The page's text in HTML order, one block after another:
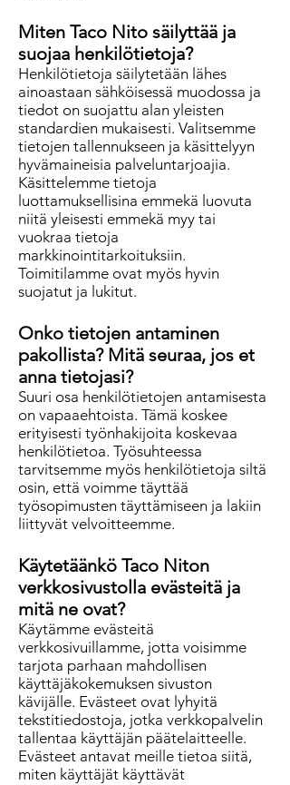
Miten Taco Nito säilyttää ja
suojaa henkilötietoja?
Henkilötietoja säilytetään lähes
ainoastaan sähköisessä muodossa ja
tiedot on suojattu alan yleisten
standardien mukaisesti. Valitsemme
tietojen tallennukseen ja käsittelyyn
hyvämaineisia palveluntarjoajia.
Käsittelemme tietoja
luottamuksellisina emmekä luovuta
niitä yleisesti emmekä myy tai
vuokraa tietoja
markkinointitarkoituksiin.
Toimitilamme ovat myös hyvin
suojatut ja lukitut.
Onko tietojen antaminen
pakollista? Mitä seuraa, jos et
anna tietojasi?
Suuri osa henkilötietojen antamisesta
on vapaaehtoista. Tämä koskee
erityisesti työnhakijoita koskevaa
henkilötietoa. Työsuhteessa
tarvitsemme myös henkilötietoja siltä
osin, että voimme täyttää
työsopimusten täyttämiseen ja lakiin
liittyvät velvoitteemme.
Käytetäänkö Taco Niton
verkkosivustolla evästeitä ja
mitä ne ovat?
Käytämme evästeitä
verkkosivuillamme, jotta voisimme
tarjota parhaan mahdollisen
käyttäjäkokemuksen sivuston
kävijälle. Evästeet ovat lyhyitä
tekstitiedostoja, jotka verkkopalvelin
tallentaa käyttäjän päätelaitteelle.
Evästeet antavat meille tietoa siitä,
miten käyttäjät käyttävät